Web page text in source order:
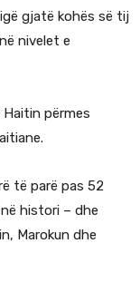
gjatë kohës së tij
nivelet e
përmes
të parë pas 52
histori – dhe
Marokun dhe